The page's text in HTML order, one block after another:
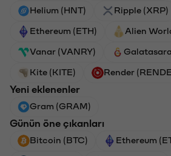
Helium (HNT) Ripple (XRP)
Ethereum (ETH) Alien
Vanar (VANRY)
Kite (KITE) Render
Yeni eklenenler
Gram (GRAM)
Günün öne çıkanları
Bitcoin (BTC) Ethereum